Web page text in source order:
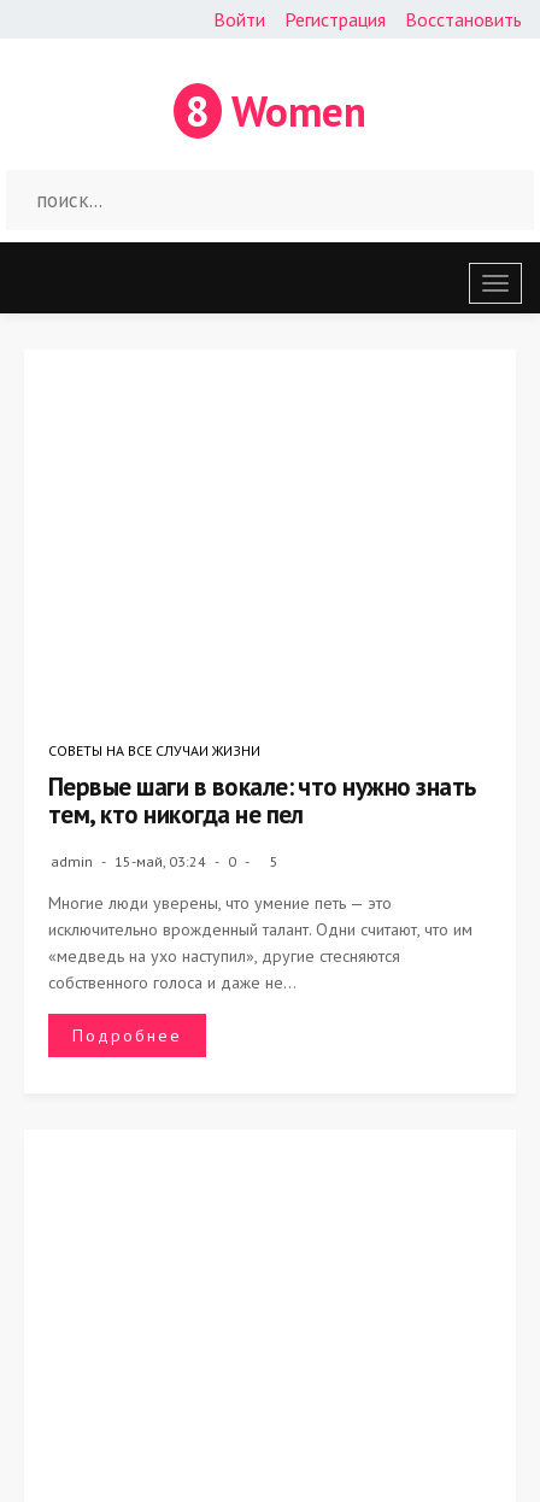
Войти Регистрация Восстановить
8 Women
меню
СОВЕТЫ НА ВСЕ СЛУЧАИ ЖИЗНИ
Первые шаги в вокале: что нужно знать
тем, кто никогда не пел
admin 15-май, 03:24 0 5
Многие люди уверены, что умение петь — это
исключительно врожденный талант. Одни считают, что им
«медведь на ухо наступил», другие стесняются
собственного голоса и даже не...
Подробнее